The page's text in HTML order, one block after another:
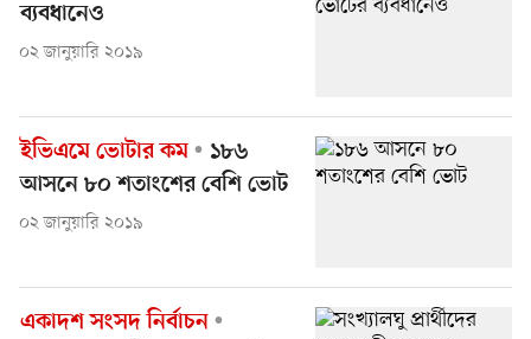
ব্যবধানেও
০২ জানুয়ারি ২০১৯
ইভিএমে ভোটার কম
১৮৬
আসনে ৮০ শতাংশের বেশি ভোট
০২ জানুয়ারি ২০১৯
একাদশ সংসদ নির্বাচন